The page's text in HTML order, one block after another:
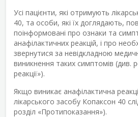
Усі пацієнти, які отримують
40, та особи, які їх доглядають,
поінформовані про ознаки та
анафілактичних реакцій, і про
звернутися за невідкладною
виникнення таких симптомів (див.
реакції»).
Якщо виникає анафілактична
лікарського засобу Копаксон 40
розділ «Протипоказання»).